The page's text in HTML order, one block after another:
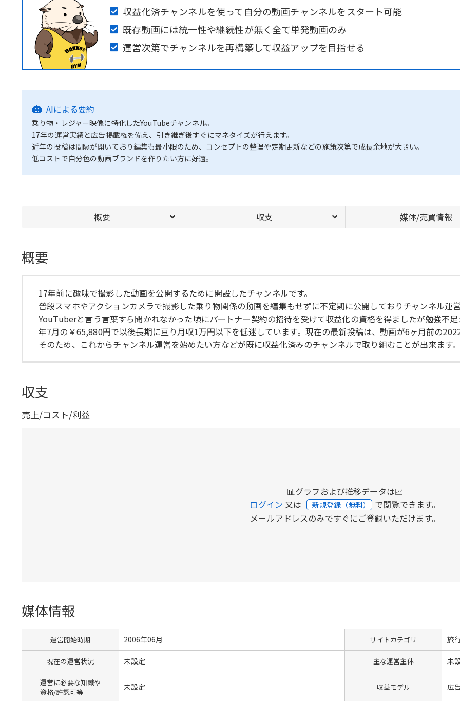
収益化済チャンネルを使って自分の動画チャンネルをスタート可能
既存動画には統一性や継続性が無く全て単発動画のみ
運営次第でチャンネルを再構築して収益アップを目指せる
AIによる要約
乗り物・レジャー映像に特化したYouTubeチャンネル。
17年の運営実績と広告掲載権を備え、引き継ぎ後すぐにマネタイズが行えます。
近年の投稿は間隔が開いており編集も最小限のため、コンセプトの整理や定期更新などの施策次第で成長余地が大きい。
低コストで自分色の動画ブランドを作りたい方に好適。
概要 収支 媒体/売買情報
概要
17年前に趣味で撮影した動画を公開するために開設したチャンネルです。
普段スマホやアクションカメラで撮影した乗り物関係の動画を編集もせずに不定期に公開しておりチャンネル運
YouTuberと言う言葉すら聞かれなかった頃にパートナー契約の招待を受けて収益化の資格を得ましたが勉強不
年7月の￥65,880円で以後長期に亘り月収1万円以下を低迷しています。現在の最新投稿は、動画が6ヶ月前の
そのため、これからチャンネル運営を始めたい方などが既に収益化済みのチャンネルで取り組むことが出来ます
収支
売上/コスト/利益
📊グラフおよび推移データは📈
ログイン 又は 新規登録（無料） で閲覧できます。
メールアドレスのみですぐにご登録いただけます。
媒体情報
運営開始時期 2006年06月 サイトカテゴリ 旅
現在の運営状況 未設定 主な運営主体 未
運営に必要な知識や
資格/許認可等
未設定 収益モデル 広